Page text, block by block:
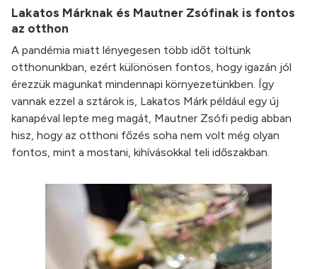
Lakatos Márknak és Mautner Zsófinak is fontos
az otthon
A pandémia miatt lényegesen több időt töltünk
otthonunkban, ezért különösen fontos, hogy igazán jól
érezzük magunkat mindennapi környezetünkben. Így
vannak ezzel a sztárok is, Lakatos Márk például egy új
kanapéval lepte meg magát, Mautner Zsófi pedig abban
hisz, hogy az otthoni főzés soha nem volt még olyan
fontos, mint a mostani, kihívásokkal teli időszakban.